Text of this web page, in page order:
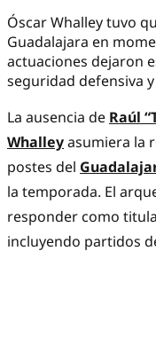
Óscar Whalley tuvo
Guadalajara en
actuaciones dejaron
seguridad defensiva
La ausencia de Raúl
Whalleyasumiera la
postes del
la temporada. El
responder como
incluyendo partidos